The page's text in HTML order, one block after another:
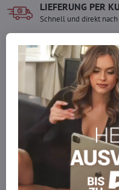
LIEFERUNG PER
Schnell und direkt nach
Gesicherte Online-
Ware auf Lager
Wir versenden sofort
Werden Sie Teil
Werden Sie Teil von
Mitgliedervorteil
bei
Der Vorteil wird
Möchten Sie
auf Lager